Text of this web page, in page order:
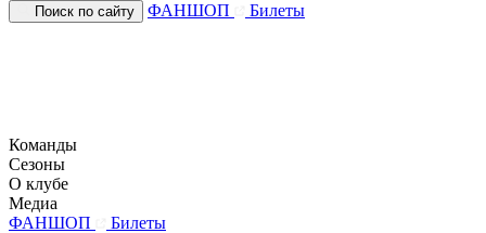
Поиск по сайту ФАНШОП Билеты
Команды
Сезоны
О клубе
Медиа
ФАНШОП
Билеты